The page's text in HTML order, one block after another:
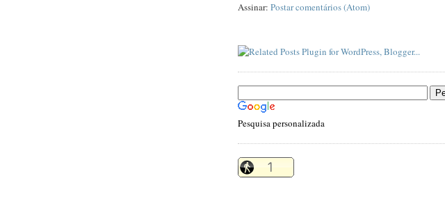
Assinar: Postar comentários (Atom)
Pesquisa personalizada